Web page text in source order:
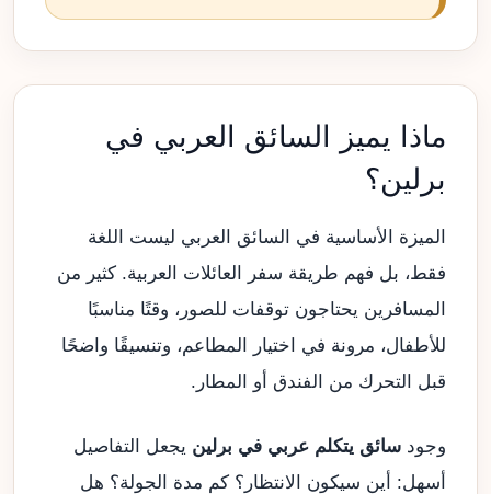
ماذا يميز السائق العربي في
برلين؟
الميزة الأساسية في السائق العربي ليست اللغة
فقط، بل فهم طريقة سفر العائلات العربية. كثير من
المسافرين يحتاجون توقفات للصور، وقتًا مناسبًا
للأطفال، مرونة في اختيار المطاعم، وتنسيقًا واضحًا
قبل التحرك من الفندق أو المطار.
وجود سائق يتكلم عربي في برلين يجعل التفاصيل
أسهل: أين سيكون الانتظار؟ كم مدة الجولة؟ هل